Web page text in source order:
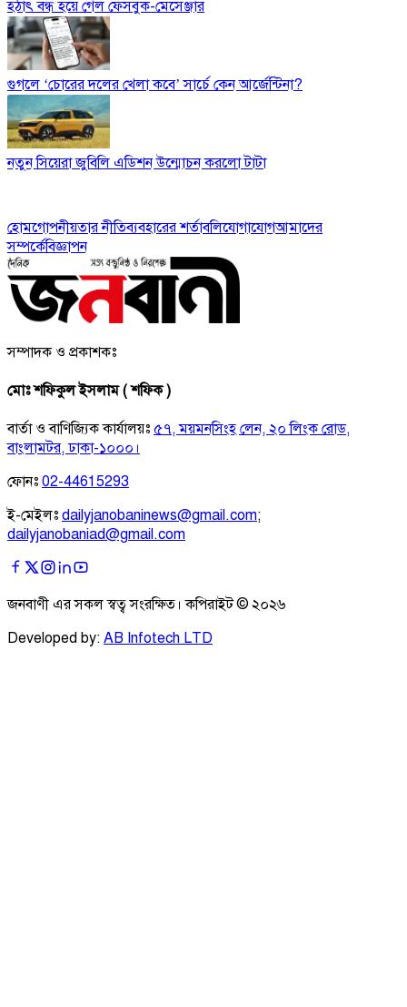
হঠাৎ বন্ধ হয়ে গেল ফেসবুক-মেসেঞ্জার
গুগলে ‘চোরের দলের খেলা কবে’ সার্চে কেন আর্জেন্টিনা?
নতুন সিয়েরা জুবিলি এডিশন উন্মোচন করলো টাটা
হোমগোপনীয়তার নীতিব্যবহারের শর্তাবলিযোগাযোগআমাদের
সম্পর্কেবিজ্ঞাপন
সম্পাদক ও প্রকাশকঃ
মোঃ শফিকুল ইসলাম ( শফিক )
বার্তা ও বাণিজ্যিক কার্যালয়ঃ ৫৭, ময়মনসিংহ লেন, ২০ লিংক রোড,
বাংলামটর, ঢাকা-১০০০।
ফোনঃ 02-44615293
ই-মেইলঃ dailyjanobaninews@gmail.com;
dailyjanobaniad@gmail.com
জনবাণী এর সকল স্বত্ব সংরক্ষিত। কপিরাইট © ২০২৬
Developed by: AB Infotech LTD